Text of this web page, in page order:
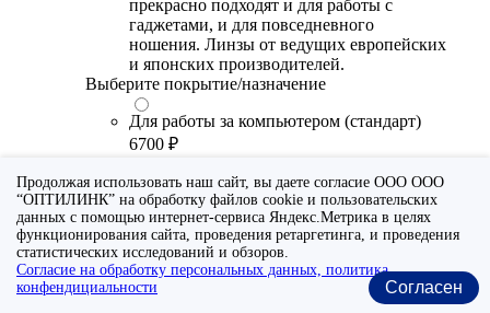
прекрасно подходят и для работы с
гаджетами, и для повседневного
ношения. Линзы от ведущих европейских
и японских производителей.
Выберите покрытие/назначение
Для работы за компьютером (стандарт)
6700 ₽
времени проводит за экранами цифровых
устройств. Специальное покрытие (блю
блокер) помогает снизить воздействие
синего света от излучения мониторов.
Рекомендуются для использования во
время работы с гаджетами, не для
Продолжая использовать наш сайт, вы даете согласие ООО ООО
“ОПТИЛИНК” на обработку файлов cookie и пользовательских
данных с помощью интернет-сервиса Яндекс.Метрика в целях
функционирования сайта, проведения ретаргетинга, и проведения
статистических исследований и обзоров.
Согласие на обработку персональных данных, политика
конфендициальности
Согласен